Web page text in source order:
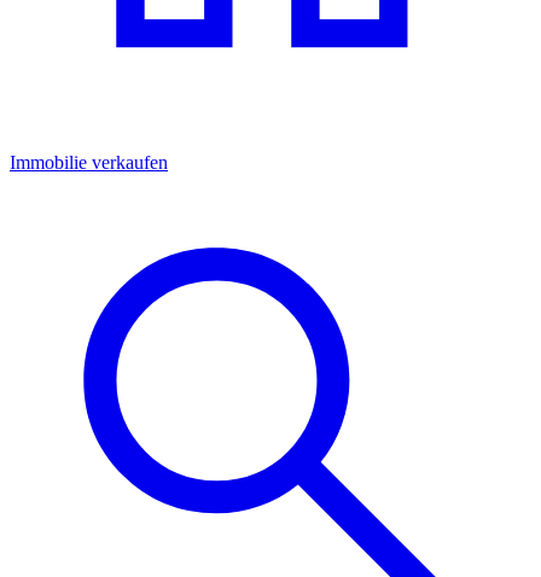
Immobilie verkaufen